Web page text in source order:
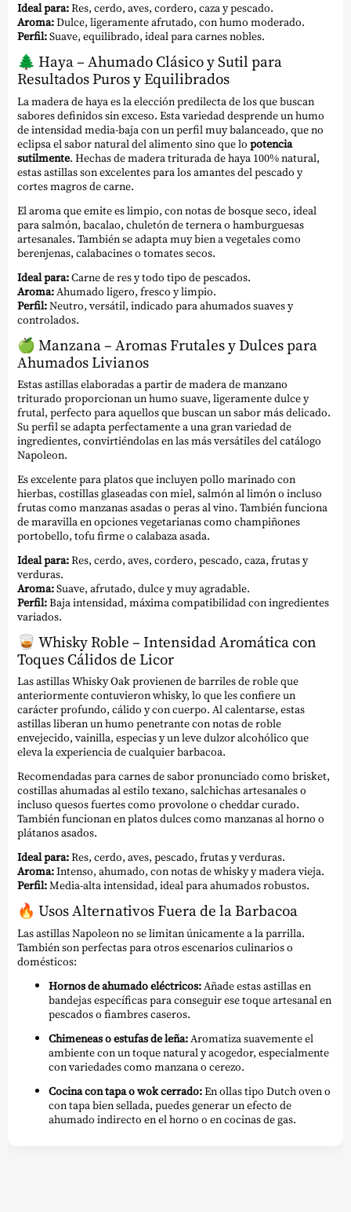
Ideal para:Res, cerdo, aves, cordero, caza y pescado.
Aroma:Dulce, ligeramente afrutado, con humo moderado.
Perfil:Suave, equilibrado, ideal para carnes nobles.
🌲 Haya – Ahumado Clásico y Sutil para
Resultados Puros y Equilibrados
La madera de haya es la elección predilecta de los que buscan
sabores definidos sin exceso. Esta variedad desprende un humo
de intensidad media-baja con un perfil muy balanceado, que no
eclipsa el sabor natural del alimento sino que lo potencia
sutilmente. Hechas de madera triturada de haya 100% natural,
estas astillas son excelentes para los amantes del pescado y
cortes magros de carne.
El aroma que emite es limpio, con notas de bosque seco, ideal
para salmón, bacalao, chuletón de ternera o hamburguesas
artesanales. También se adapta muy bien a vegetales como
berenjenas, calabacines o tomates secos.
Ideal para:Carne de res y todo tipo de pescados.
Aroma:Ahumado ligero, fresco y limpio.
Perfil:Neutro, versátil, indicado para ahumados suaves y
controlados.
🍏 Manzana – Aromas Frutales y Dulces para
Ahumados Livianos
Estas astillas elaboradas a partir de madera de manzano
triturado proporcionan un humo suave, ligeramente dulce y
frutal, perfecto para aquellos que buscan un sabor más delicado.
Su perfil se adapta perfectamente a una gran variedad de
ingredientes, convirtiéndolas en las más versátiles del catálogo
Napoleon.
Es excelente para platos que incluyen pollo marinado con
hierbas, costillas glaseadas con miel, salmón al limón o incluso
frutas como manzanas asadas o peras al vino. También funciona
de maravilla en opciones vegetarianas como champiñones
portobello, tofu firme o calabaza asada.
Ideal para:Res, cerdo, aves, cordero, pescado, caza, frutas y
verduras.
Aroma:Suave, afrutado, dulce y muy agradable.
Perfil:Baja intensidad, máxima compatibilidad con ingredientes
variados.
🥃 Whisky Roble – Intensidad Aromática con
Toques Cálidos de Licor
Las astillas Whisky Oak provienen de barriles de roble que
anteriormente contuvieron whisky, lo que les confiere un
carácter profundo, cálido y con cuerpo. Al calentarse, estas
astillas liberan un humo penetrante con notas de roble
envejecido, vainilla, especias y un leve dulzor alcohólico que
eleva la experiencia de cualquier barbacoa.
Recomendadas para carnes de sabor pronunciado como brisket,
costillas ahumadas al estilo texano, salchichas artesanales o
incluso quesos fuertes como provolone o cheddar curado.
También funcionan en platos dulces como manzanas al horno o
plátanos asados.
Ideal para:Res, cerdo, aves, pescado, frutas y verduras.
Aroma:Intenso, ahumado, con notas de whisky y madera vieja.
Perfil:Media-alta intensidad, ideal para ahumados robustos.
🔥 Usos Alternativos Fuera de la Barbacoa
Las astillas Napoleon no se limitan únicamente a la parrilla.
También son perfectas para otros escenarios culinarios o
domésticos:
Hornos de ahumado eléctricos:Añade estas astillas en
bandejas específicas para conseguir ese toque artesanal en
pescados o fiambres caseros.
Chimeneas o estufas de leña:Aromatiza suavemente el
ambiente con un toque natural y acogedor, especialmente
con variedades como manzana o cerezo.
Cocina con tapa o wok cerrado:En ollas tipo Dutch oven o
con tapa bien sellada, puedes generar un efecto de
ahumado indirecto en el horno o en cocinas de gas.